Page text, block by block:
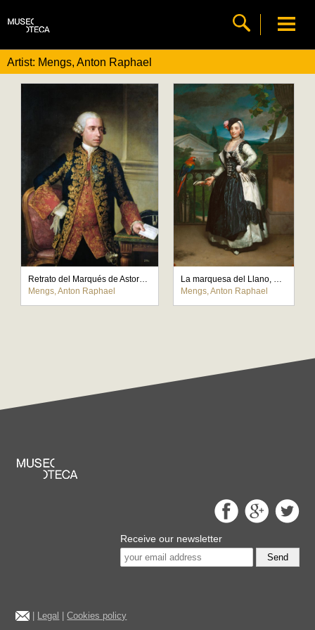
Artist: Mengs, Anton Raphael
Retrato del Marqués de Astorga, Conde de Miranda y de Altamira
Mengs, Anton Raphael
La marquesa del Llano, doña Isabel de Parreño y Arce
Mengs, Anton Raphael
Receive our newsletter
Send
Legal |Cookies policy